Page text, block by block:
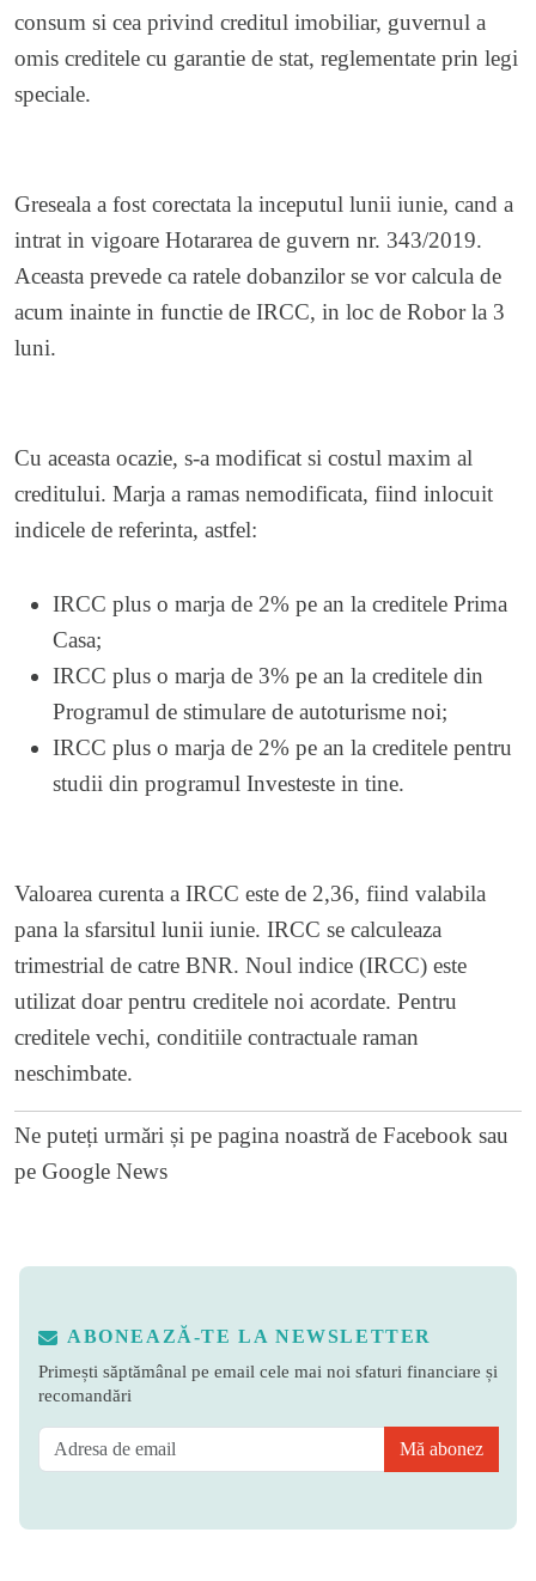
consum si cea privind creditul imobiliar, guvernul a
omis creditele cu garantie de stat, reglementate prin legi
speciale.
Greseala a fost corectata la inceputul lunii iunie, cand a
intrat in vigoare Hotararea de guvern nr. 343/2019.
Aceasta prevede ca ratele dobanzilor se vor calcula de
acum inainte in functie de IRCC, in loc de Robor la 3
luni.
Cu aceasta ocazie, s-a modificat si costul maxim al
creditului. Marja a ramas nemodificata, fiind inlocuit
indicele de referinta, astfel:
IRCC plus o marja de 2% pe an la creditele Prima
Casa;
IRCC plus o marja de 3% pe an la creditele din
Programul de stimulare de autoturisme noi;
IRCC plus o marja de 2% pe an la creditele pentru
studii din programul Investeste in tine.
Valoarea curenta a IRCC este de 2,36, fiind valabila
pana la sfarsitul lunii iunie. IRCC se calculeaza
trimestrial de catre BNR. Noul indice (IRCC) este
utilizat doar pentru creditele noi acordate. Pentru
creditele vechi, conditiile contractuale raman
neschimbate.
Ne puteți urmări și pe pagina noastră de Facebook sau
pe Google News
ABONEAZĂ-TE LA NEWSLETTER
Primești săptămânal pe email cele mai noi sfaturi financiare și
recomandări
Mă abonez